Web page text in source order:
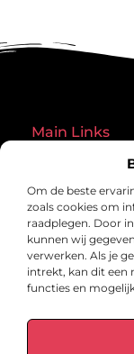
Om de beste
zoals cookies om
raadplegen. Door
kunnen wij
verwerken. Als je
intrekt, kan dit een
functies en
Main Links